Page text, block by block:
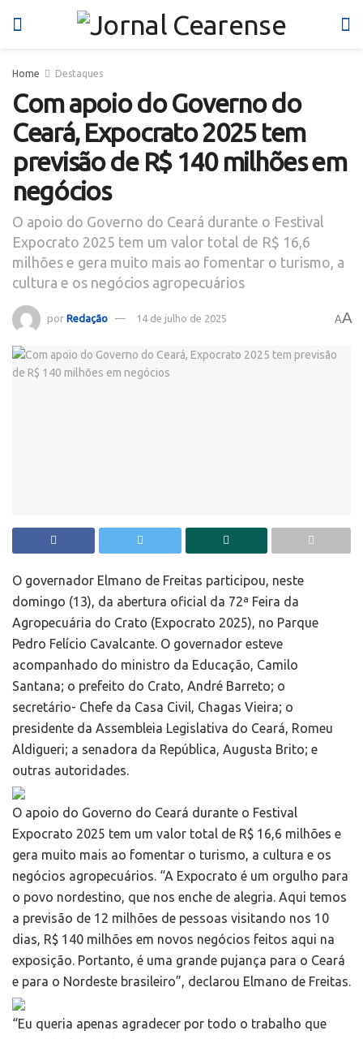
Home Destaques
Com apoio do Governo do
Ceará, Expocrato 2025 tem
previsão de R$ 140 milhões em
negócios
O apoio do Governo do Ceará durante o Festival
Expocrato 2025 tem um valor total de R$ 16,6
milhões e gera muito mais ao fomentar o turismo, a
cultura e os negócios agropecuários
por Redação 14 de julho de 2025 AA
O governador Elmano de Freitas participou, neste
domingo (13), da abertura oficial da 72ª Feira da
Agropecuária do Crato (Expocrato 2025), no Parque
Pedro Felício Cavalcante. O governador esteve
acompanhado do ministro da Educação, Camilo
Santana; o prefeito do Crato, André Barreto; o
secretário- Chefe da Casa Civil, Chagas Vieira; o
presidente da Assembleia Legislativa do Ceará, Romeu
Aldigueri; a senadora da República, Augusta Brito; e
outras autoridades.
O apoio do Governo do Ceará durante o Festival
Expocrato 2025 tem um valor total de R$ 16,6 milhões e
gera muito mais ao fomentar o turismo, a cultura e os
negócios agropecuários. “A Expocrato é um orgulho para
o povo nordestino, que nos enche de alegria. Aqui temos
a previsão de 12 milhões de pessoas visitando nos 10
dias, R$ 140 milhões em novos negócios feitos aqui na
exposição. Portanto, é uma grande pujança para o Ceará
e para o Nordeste brasileiro”, declarou Elmano de Freitas.
“Eu queria apenas agradecer por todo o trabalho que